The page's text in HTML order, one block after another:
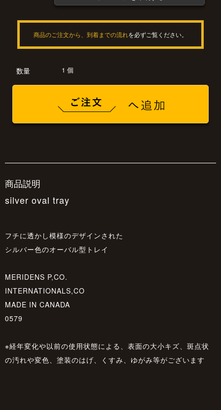
商品のご注文から、到着までの流れを必ずご覧ください。
数量 1 個
商品説明
silver oval tray
フチに透かし模様のデザインされた
シルバー色のオーバル型トレイ
MERIDENS P,CO.
INTERNATIONALS,CO
MADE IN CANADA
0579
※経年変化や以前の使用状態による、表面の大小キズ、斑点状
の汚れや変色、塗装のはげ、くすみ、ゆがみ等がございます